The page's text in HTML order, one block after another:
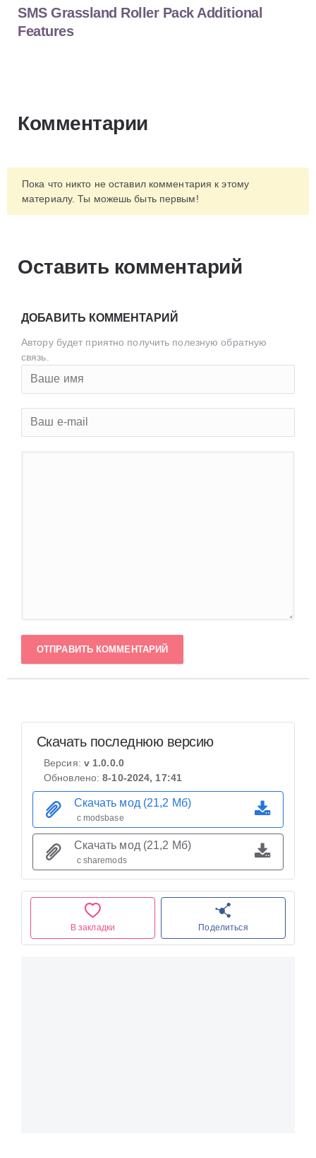
SMS Grassland Roller Pack Additional
Features
Комментарии
Пока что никто не оставил комментария к этому
материалу. Ты можешь быть первым!
Оставить комментарий
ДОБАВИТЬ КОММЕНТАРИЙ
Автору будет приятно получить полезную обратную
связь.
ОТПРАВИТЬ КОММЕНТАРИЙ
В закладки Поделиться
Скачать последнюю версию
Версия: v 1.0.0.0
Обновлено:8-10-2024, 17:41
Скачать мод (21,2 Мб)
с modsbase
Скачать мод (21,2 Мб)
с sharemods